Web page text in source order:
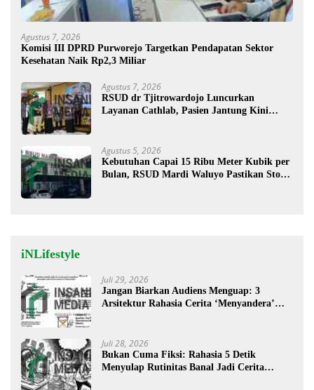
Agustus 7, 2026
Komisi III DPRD Purworejo Targetkan Pendapatan Sektor
Kesehatan Naik Rp2,3 Miliar
Agustus 7, 2026
RSUD dr Tjitrowardojo Luncurkan
Layanan Cathlab, Pasien Jantung Kini
Agustus 5, 2026
Kebutuhan Capai 15 Ribu Meter Kubik per
Bulan, RSUD Mardi Waluyo Pastikan Stok
iNLifestyle
Juli 29, 2026
Jangan Biarkan Audiens Menguap: 3
Arsitektur Rahasia Cerita ‘Menyandera’
Juli 28, 2026
Bukan Cuma Fiksi: Rahasia 5 Detik
Menyulap Rutinitas Banal Jadi Cerita